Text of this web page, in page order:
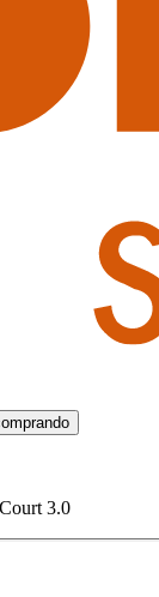
3.0